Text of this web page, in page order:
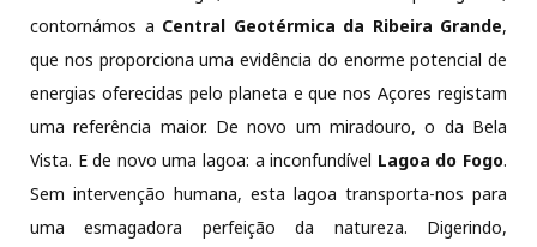
contornámos a Central Geotérmica da Ribeira Grande,
que nos proporciona uma evidência do enorme potencial de
energias oferecidas pelo planeta e que nos Açores registam
uma referência maior. De novo um miradouro, o da Bela
Vista. E de novo uma lagoa: a inconfundível Lagoa do Fogo.
Sem intervenção humana, esta lagoa transporta-nos para
uma esmagadora perfeição da natureza. Digerindo,